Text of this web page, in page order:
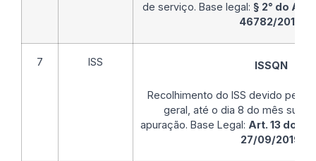
de serviço. Base legal: § 2° do Art.
46782/2016
7 ISS ISSQN
Recolhimento do ISS devido
geral, até o dia 8 do mês
apuração. Base Legal: Art. 13 do
27/09/2019